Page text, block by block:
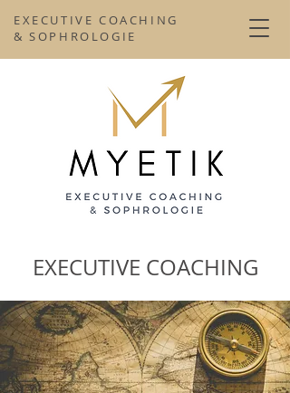
EXECUTIVE COACHING
& SOPHROLOGIE
EXECUTIVE COACHING